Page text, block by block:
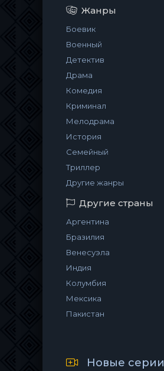
Жанры
Боевик
Военный
Детектив
Драма
Комедия
Криминал
Мелодрама
История
Семейный
Триллер
Другие жанры
Другие страны
Аргентина
Бразилия
Венесуэла
Индия
Колумбия
Мексика
Пакистан
Новые серии